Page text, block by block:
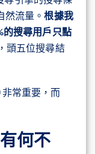
然流量。根據我
搜尋用戶只點
頭五位搜尋結
常重要，而
何不